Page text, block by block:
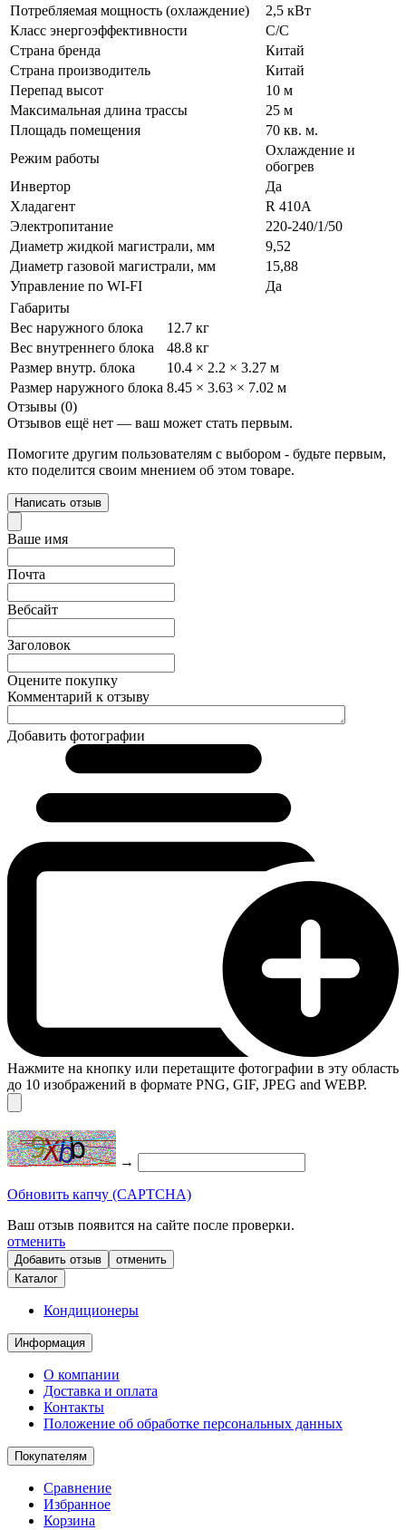
Потребляемая мощность (охлаждение)
2,5 кВт
Класс энергоэффективности
C/C
Страна бренда
Китай
Страна производитель
Китай
Перепад высот
10 м
Максимальная длина трассы
25 м
Площадь помещения
70 кв. м.
Режим работы
Охлаждение и
обогрев
Инвертор
Да
Хладагент
R 410A
Электропитание
220-240/1/50
Диаметр жидкой магистрали, мм
9,52
Диаметр газовой магистрали, мм
15,88
Управление по WI-FI
Да
Габариты
Вес наружного блока
12.7 кг
Вес внутреннего блока
48.8 кг
Размер внутр. блока
10.4 × 2.2 × 3.27 м
Размер наружного блока 8.45 × 3.63 × 7.02 м
Отзывы (0)
Отзывов ещё нет — ваш может стать первым.
Помогите другим пользователям с выбором - будьте первым,
кто поделится своим мнением об этом товаре.
Написать отзыв
Ваше имя
Почта
Вебсайт
Заголовок
Оцените покупку
Комментарий к отзыву
Добавить фотографии
Нажмите на кнопку или перетащите фотографии в эту область
до 10 изображений в формате PNG, GIF, JPEG and WEBP.
→
Обновить капчу (CAPTCHA)
Ваш отзыв появится на сайте после проверки.
отменить
отменить
Каталог
Кондиционеры
Информация
О компании
Доставка и оплата
Контакты
Положение об обработке персональных данных
Покупателям
Сравнение
Избранное
Корзина